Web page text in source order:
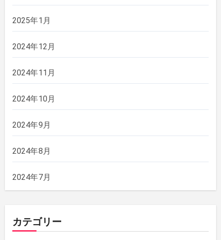
2025年1月
2024年12月
2024年11月
2024年10月
2024年9月
2024年8月
2024年7月
カテゴリー